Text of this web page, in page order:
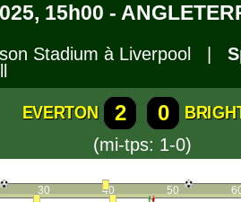
15h00 -
Stadium à Liverpool |
EVERTON 2 0
(mi-tps: 1-0)
30 40 50